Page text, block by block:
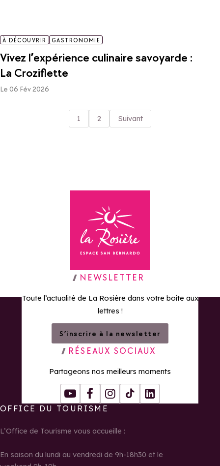
À DÉCOUVRIR GASTRONOMIE
Vivez l’expérience culinaire savoyarde :
La Croziflette
Le 06 Fév 2026
1 2 Suivant
Retour à la page d'accueil
NEWSLETTER
Toute l’actualité de La Rosière dans votre boite aux
lettres !
S’inscrire à la newsletter
RÉSEAUX SOCIAUX
Partageons nos meilleurs moments
YoutubeFacebookInstagram
Tiktok LinkedIn
OFFICE DU TOURISME
L’Office de Tourisme vous accueille :
En saison du lundi au vendredi de 9h-18h30 et le